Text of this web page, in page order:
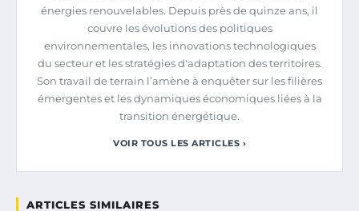
énergies renouvelables. Depuis près de quinze ans, il
couvre les évolutions des politiques
environnementales, les innovations technologiques
du secteur et les stratégies d'adaptation des territoires.
Son travail de terrain l’amène à enquêter sur les filières
émergentes et les dynamiques économiques liées à la
transition énergétique.
VOIR TOUS LES ARTICLES ›
ARTICLES SIMILAIRES